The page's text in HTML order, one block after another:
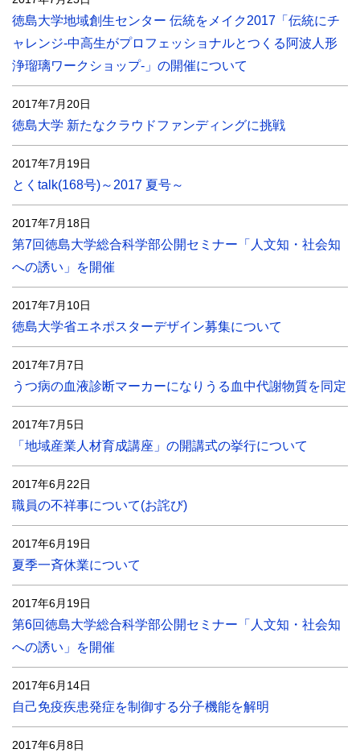
徳島大学地域創生センター 伝統をメイク2017「伝統にチ
ャレンジ-中高生がプロフェッショナルとつくる阿波人形
浄瑠璃ワークショップ-」の開催について
2017年7月20日
徳島大学 新たなクラウドファンディングに挑戦
2017年7月19日
とくtalk(168号)～2017 夏号～
2017年7月18日
第7回徳島大学総合科学部公開セミナー「人文知・社会知
への誘い」を開催
2017年7月10日
徳島大学省エネポスターデザイン募集について
2017年7月7日
うつ病の血液診断マーカーになりうる血中代謝物質を同定
2017年7月5日
「地域産業人材育成講座」の開講式の挙行について
2017年6月22日
職員の不祥事について(お詫び)
2017年6月19日
夏季一斉休業について
2017年6月19日
第6回徳島大学総合科学部公開セミナー「人文知・社会知
への誘い」を開催
2017年6月14日
自己免疫疾患発症を制御する分子機能を解明
2017年6月8日